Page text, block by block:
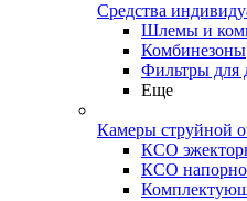
Средства
Шлемы и
Комбинезоны
Фильтры для
Еще
Камеры струйной
КСО
КСО